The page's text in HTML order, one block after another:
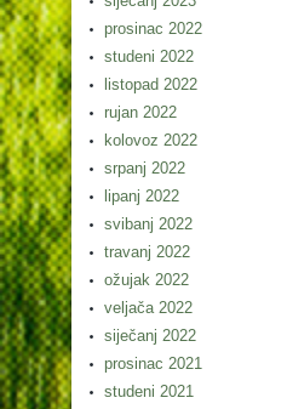
prosinac 2022
studeni 2022
listopad 2022
rujan 2022
kolovoz 2022
srpanj 2022
lipanj 2022
svibanj 2022
travanj 2022
ožujak 2022
veljača 2022
siječanj 2022
prosinac 2021
studeni 2021